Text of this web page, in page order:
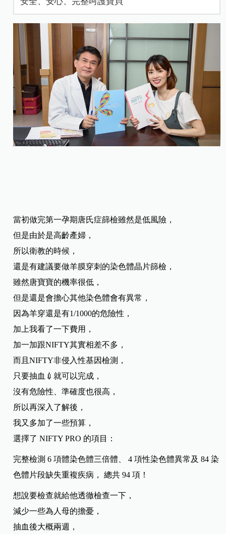
當初做完第一孕期唐氏症篩檢雖然是低風險，
但是由於是高齡產婦，
所以衛教的時候，
還是有建議要做羊膜穿刺的染色體晶片篩檢，
雖然唐寶寶的機率很低，
但是還是會擔心其他染色體會有異常，
因為羊穿還是有1/1000的危險性，
加上我看了一下費用，
加一加跟NIFTY其實相差不多，
而且NIFTY非侵入性基因檢測，
只要抽血💉就可以完成，
沒有危險性、準確度也很高，
所以再深入了解後，
我又多加了一些預算，
選擇了 NIFTY PRO 的項目：
完整檢測 6 項體染色體三倍體、 4 項性染色體異常及 84 染
色體片段缺失重複疾病， 總共 94 項！
想說要檢查就給他透徹檢查一下，
減少一些為人母的擔憂，
抽血後大概兩週，